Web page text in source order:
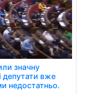
значну
депутати вже
недостатньо.